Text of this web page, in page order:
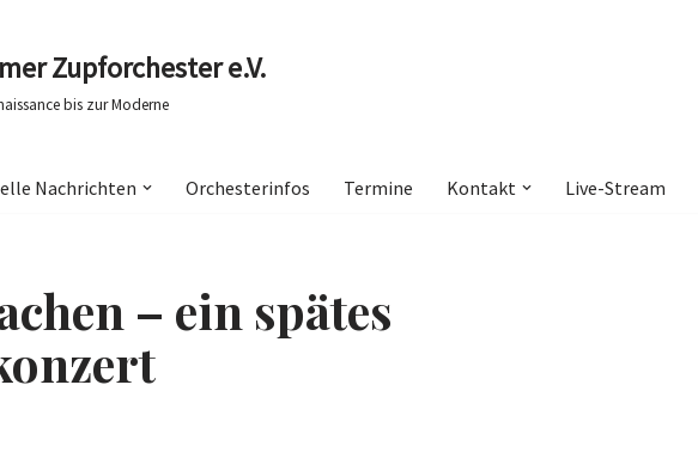
Zupforchester e.V.
bis zur Moderne
Nachrichten Orchesterinfos Termine Kontakt Live-Stream
– ein spätes